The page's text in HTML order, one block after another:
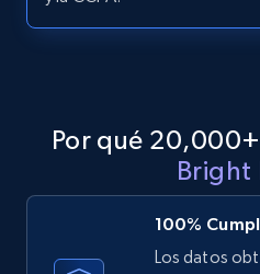
text, Date posted, and
11.3K+ 1.5K+
Por qué
Bright
100%
Los datos